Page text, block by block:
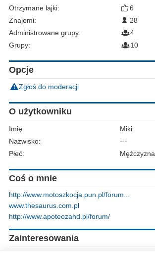
Otrzymane lajki:
6
Znajomi:
28
Administrowane grupy:
4
Grupy:
10
Opcje
Zgłoś do moderacji
O użytkowniku
Imię:
Miki
Nazwisko:
---
Płeć:
Mężczyzna
Coś o mnie
http://www.motoszkocja.pun.pl/forum...
www.thesaurus.com.pl
http://www.apoteozahd.pl/forum/
Zainteresowania